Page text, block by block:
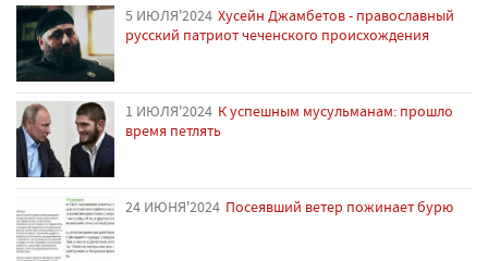
5 ИЮЛЯ'2024 Хусейн Джамбетов - православный
русский патриот чеченского происхождения
1 ИЮЛЯ'2024 К успешным мусульманам: прошло
время петлять
24 ИЮНЯ'2024 Посеявший ветер пожинает бурю